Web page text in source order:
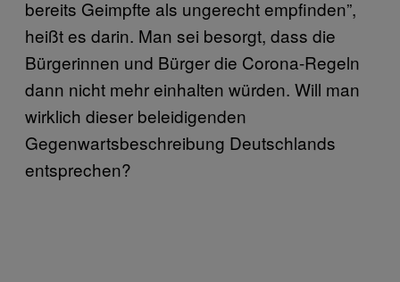
bereits Geimpfte als ungerecht empfinden”,
heißt es darin. Man sei besorgt, dass die
Bürgerinnen und Bürger die Corona-Regeln
dann nicht mehr einhalten würden. Will man
wirklich dieser beleidigenden
Gegenwartsbeschreibung Deutschlands
entsprechen?